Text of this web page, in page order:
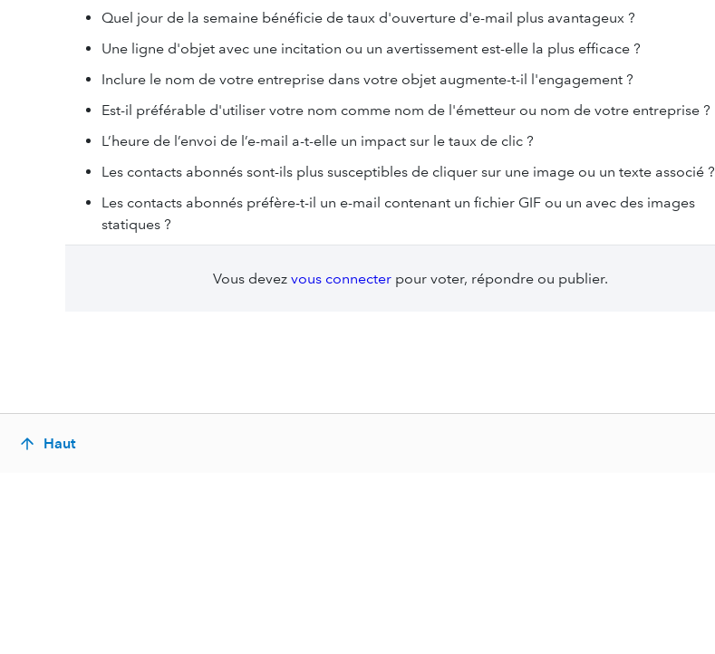
Quel jour de la semaine bénéficie de taux d'ouverture d'e-mail plus avantageux ?
Une ligne d'objet avec une incitation ou un avertissement est-elle la plus efficace ?
Inclure le nom de votre entreprise dans votre objet augmente-t-il l'engagement ?
Est-il préférable d'utiliser votre nom comme nom de l'émetteur ou nom de votre entreprise ?
L’heure de l’envoi de l’e-mail a-t-elle un impact sur le taux de clic ?
Les contacts abonnés sont-ils plus susceptibles de cliquer sur une image ou un texte associé ?
Les contacts abonnés préfère-t-il un e-mail contenant un fichier GIF ou un avec des images
statiques ?
Vous devezvous connecter pour voter, répondre ou publier.
Haut